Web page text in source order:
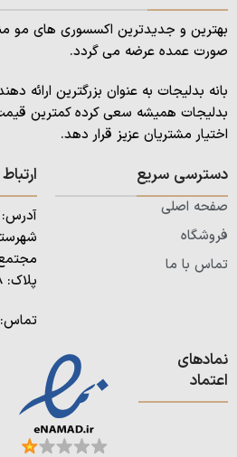
بهترین و جدیدترین اکسسوری های مو
صورت عمده عرضه می گردد.
بانه بدلیجات به عنوان بزرگترین ارائه
بدلیجات همیشه سعی کرده کمترین قیمت
اختیار مشتریان عزیز قرار دهد.
دسترسی سریع
صفحه اصلی
فروشگاه
تماس با ما
پلاک: 58
تماس:
نمادهای
اعتماد